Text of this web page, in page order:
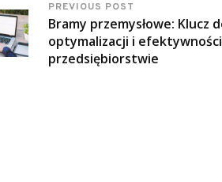
PREVIOUS POST
Bramy przemysłowe: Klucz
optymalizacji i
przedsiębiorstwie